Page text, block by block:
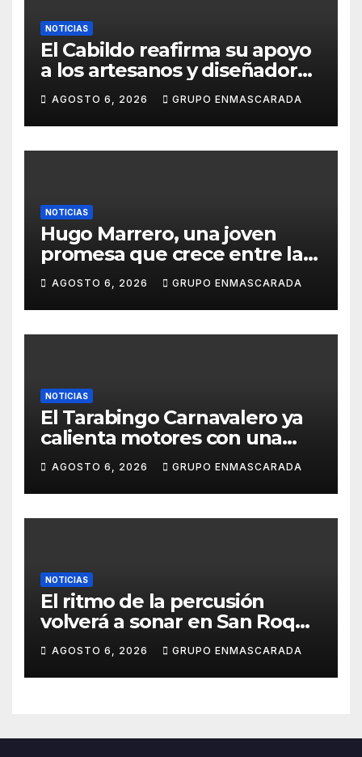
NOTICIAS
El Cabildo reafirma su apoyo
a los artesanos y diseñadores
del Carnaval de Tenerife
AGOSTO 6, 2026 GRUPO ENMASCARADA
NOTICIAS
Hugo Marrero, una joven
promesa que crece entre la
música y la pasión por el
Carnaval
AGOSTO 6, 2026 GRUPO ENMASCARADA
NOTICIAS
El Tarabingo Carnavalero ya
calienta motores con una
nueva edición cargada de
sorpresas
AGOSTO 6, 2026 GRUPO ENMASCARADA
NOTICIAS
El ritmo de la percusión
volverá a sonar en San Roque
con un taller abierto a todos
los públicos
AGOSTO 6, 2026 GRUPO ENMASCARADA